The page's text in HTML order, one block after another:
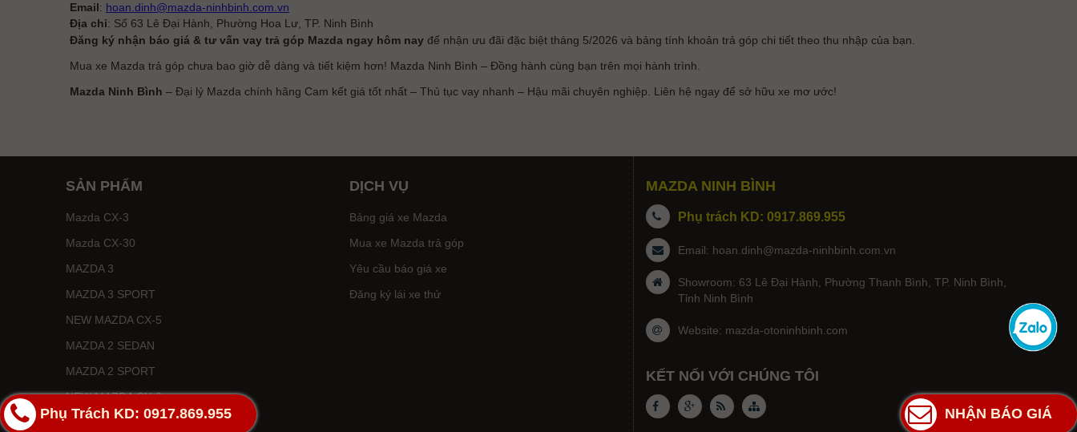
Email: hoan.dinh@mazda-ninhbinh.com.vn
Địa chỉ: Số 63 Lê Đại Hành, Phường Hoa Lư, TP. Ninh Bình
Đăng ký nhận báo giá & tư vấn vay trả góp Mazda ngay hôm nay để nhận ưu đãi đặc biệt tháng 5/2026 và bảng tính khoản trả góp chi tiết theo thu nhập của bạn.
Mua xe Mazda trả góp chưa bao giờ dễ dàng và tiết kiệm hơn! Mazda Ninh Bình – Đồng hành cùng bạn trên mọi hành trình.
Mazda Ninh Bình – Đại lý Mazda chính hãng Cam kết giá tốt nhất – Thủ tục vay nhanh – Hậu mãi chuyên nghiệp. Liên hệ ngay để sở hữu xe mơ ước!
SẢN PHẨM
Mazda CX-3
Mazda CX-30
MAZDA 3
MAZDA 3 SPORT
NEW MAZDA CX-5
MAZDA 2 SEDAN
MAZDA 2 SPORT
NEW MAZDA CX-8
DỊCH VỤ
Bảng giá xe Mazda
Mua xe Mazda trả góp
Yêu cầu báo giá xe
Đăng ký lái xe thử
MAZDA NINH BÌNH
Phụ trách KD: 0917.869.955
Email: hoan.dinh@mazda-ninhbinh.com.vn
Showroom: 63 Lê Đại Hành, Phường Thanh Bình, TP. Ninh Bình,
Tỉnh Ninh Bình
Website: mazda-otoninhbinh.com
KẾT NỐI VỚI CHÚNG TÔI
Phụ Trách KD: 0917.869.955 NHẬN BÁO GIÁ